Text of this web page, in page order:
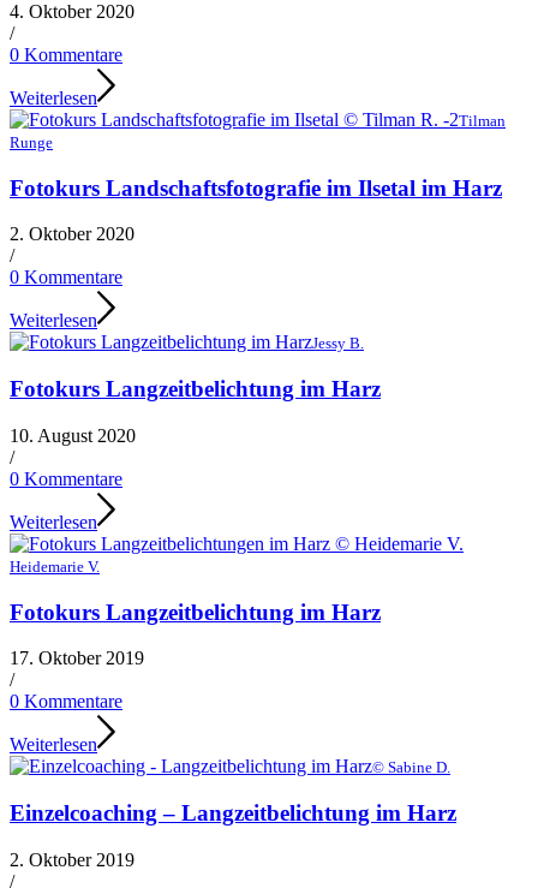
4. Oktober 2020
/
0 Kommentare
Weiterlesen
Tilman
Runge
Fotokurs Landschaftsfotografie im Ilsetal im Harz
2. Oktober 2020
/
0 Kommentare
Weiterlesen
Jessy B.
Fotokurs Langzeitbelichtung im Harz
10. August 2020
/
0 Kommentare
Weiterlesen
Heidemarie V.
Fotokurs Langzeitbelichtung im Harz
17. Oktober 2019
/
0 Kommentare
Weiterlesen
© Sabine D.
Einzelcoaching – Langzeitbelichtung im Harz
2. Oktober 2019
/